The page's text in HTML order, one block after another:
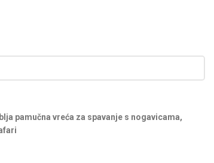
pamučna vreća za spavanje s nogavicama,